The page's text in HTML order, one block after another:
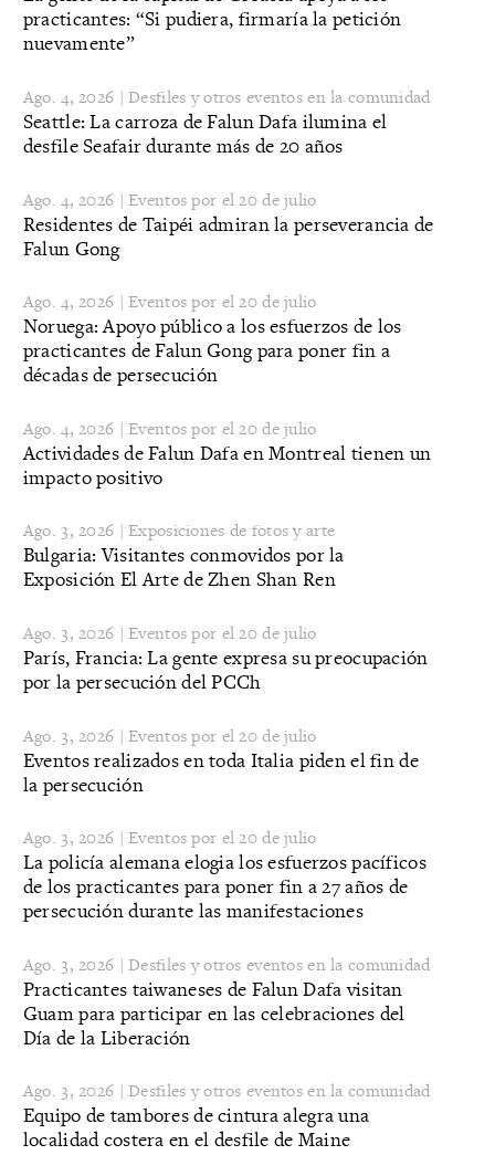
practicantes: “Si pudiera, firmaría la petición
nuevamente”
Ago. 4, 2026 | Desfiles y otros eventos en la comunidad
Seattle: La carroza de Falun Dafa ilumina el
desfile Seafair durante más de 20 años
Ago. 4, 2026 | Eventos por el 20 de julio
Residentes de Taipéi admiran la perseverancia de
Falun Gong
Ago. 4, 2026 | Eventos por el 20 de julio
Noruega: Apoyo público a los esfuerzos de los
practicantes de Falun Gong para poner fin a
décadas de persecución
Ago. 4, 2026 | Eventos por el 20 de julio
Actividades de Falun Dafa en Montreal tienen un
impacto positivo
Ago. 3, 2026 | Exposiciones de fotos y arte
Bulgaria: Visitantes conmovidos por la
Exposición El Arte de Zhen Shan Ren
Ago. 3, 2026 | Eventos por el 20 de julio
París, Francia: La gente expresa su preocupación
por la persecución del PCCh
Ago. 3, 2026 | Eventos por el 20 de julio
Eventos realizados en toda Italia piden el fin de
la persecución
Ago. 3, 2026 | Eventos por el 20 de julio
La policía alemana elogia los esfuerzos pacíficos
de los practicantes para poner fin a 27 años de
persecución durante las manifestaciones
Ago. 3, 2026 | Desfiles y otros eventos en la comunidad
Practicantes taiwaneses de Falun Dafa visitan
Guam para participar en las celebraciones del
Día de la Liberación
Ago. 3, 2026 | Desfiles y otros eventos en la comunidad
Equipo de tambores de cintura alegra una
localidad costera en el desfile de Maine